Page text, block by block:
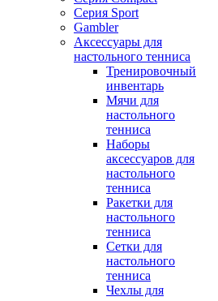
Серия Sport
Gambler
Аксессуары для
настольного тенниса
Тренировочный
инвентарь
Мячи для
настольного
тенниса
Наборы
аксессуаров для
настольного
тенниса
Ракетки для
настольного
тенниса
Сетки для
настольного
тенниса
Чехлы для